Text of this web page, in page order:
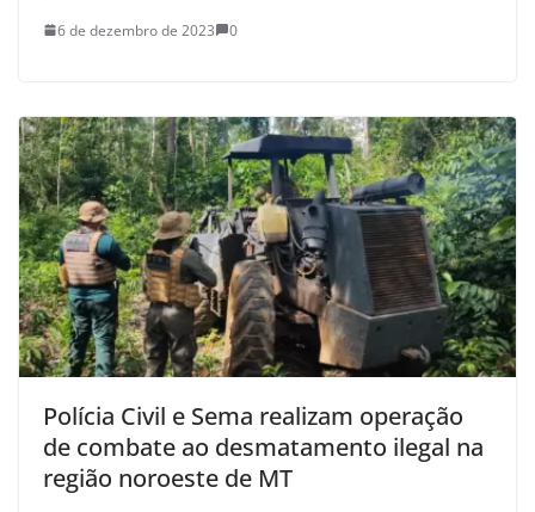
6 de dezembro de 2023 0
Polícia Civil e Sema realizam operação
de combate ao desmatamento ilegal na
região noroeste de MT